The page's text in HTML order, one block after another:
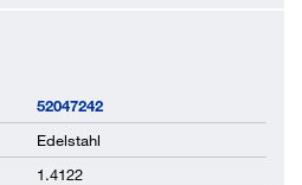
52047242
Edelstahl
1.4122